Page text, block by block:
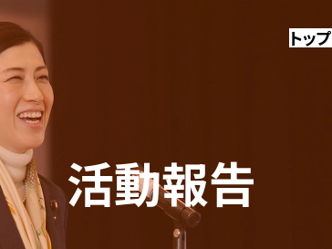
トップ
活動報告